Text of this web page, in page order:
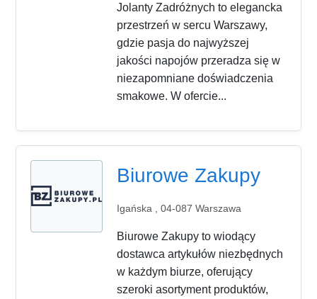
Jolanty Zadróżnych to elegancka
przestrzeń w sercu Warszawy,
gdzie pasja do najwyższej
jakości napojów przeradza się w
niezapomniane doświadczenia
smakowe. W ofercie...
Biurowe Zakupy
Igańska , 04-087 Warszawa
Biurowe Zakupy to wiodący
dostawca artykułów niezbędnych
w każdym biurze, oferujący
szeroki asortyment produktów,